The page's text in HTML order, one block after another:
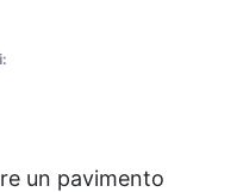
un pavimento